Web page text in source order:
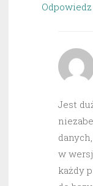
Odpowiedz
Jest
w
każdy